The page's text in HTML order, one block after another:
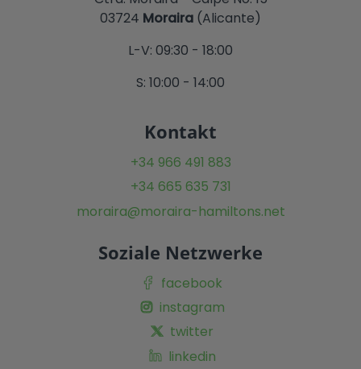
03724 Moraira (Alicante)
L-V: 09:30 - 18:00
S: 10:00 - 14:00
Kontakt
+34 966 491 883
+34 665 635 731
moraira@moraira-hamiltons.net
Soziale Netzwerke
facebook
instagram
twitter
linkedin